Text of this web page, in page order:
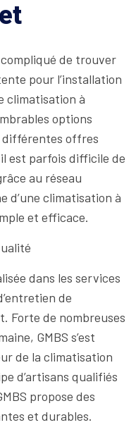
de trouver
pour l’installation
climatisation à
options
différentes offres
est parfois difficile de
au réseau
d’une climatisation à
et efficace.
dans les services
de
Forte de nombreuses
GMBS s’est
de la climatisation
d’artisans qualifiés
propose des
et durables.